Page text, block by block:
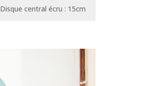
Disque central écru : 15cm